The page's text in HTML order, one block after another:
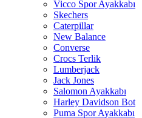
Vicco Spor Ayakkabı
Skechers
Caterpillar
New Balance
Converse
Crocs Terlik
Lumberjack
Jack Jones
Salomon Ayakkabı
Harley Davidson Bot
Puma Spor Ayakkabı